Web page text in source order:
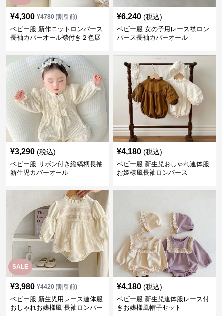
¥4,300 ¥4780(割引前)
ベビー服 新作ニットロンパース
長袖カバーオール襟付き２色展
¥6,240 (税込)
ベビー服 女の子用レース襟ロン
パース長袖カバーオール
¥3,290 (税込)
ベビー服 リボン付き縦縞柄長袖
新生児カバーオール
¥4,180 (税込)
ベビー服 新生児おしゃれ連体服
お姫様風長袖ロンパース
SALE
¥3,980 ¥4420(割引前)
ベビー服 新生児用レース連体服
おしゃれお嬢様風 長袖ロンパー
¥4,180 (税込)
ベビー服 新生児連体服レース付
きお嬢様風帽子セット